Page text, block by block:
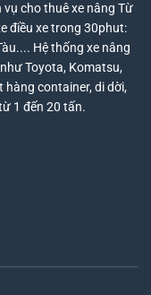
cho thuê xe nâng Từ
điều xe trong 30phut:
Hệ thống xe nâng
Toyota, Komatsu,
container, di dời,
1 đến 20 tấn.